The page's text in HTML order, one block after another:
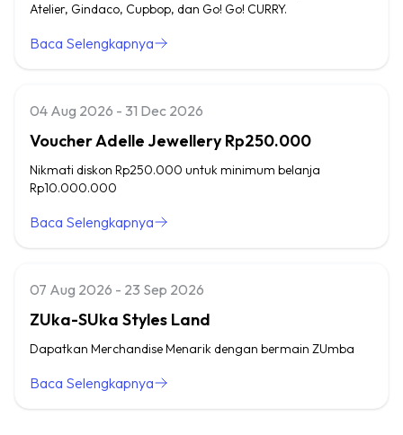
Atelier, Gindaco, Cupbop, dan Go! Go! CURRY.
Baca Selengkapnya
04 Aug 2026 - 31 Dec 2026
Voucher Adelle Jewellery Rp250.000
Nikmati diskon Rp250.000 untuk minimum belanja
Rp10.000.000
Baca Selengkapnya
07 Aug 2026 - 23 Sep 2026
ZUka-SUka Styles Land
Dapatkan Merchandise Menarik dengan bermain ZUmba
Baca Selengkapnya